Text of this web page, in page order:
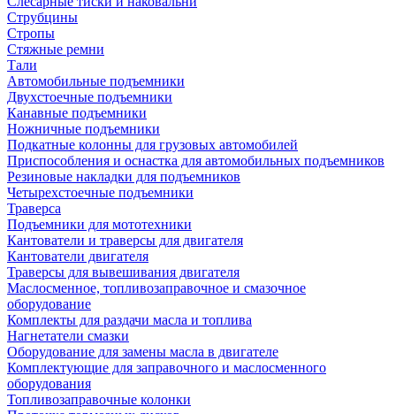
Струбцины
Стропы
Стяжные ремни
Тали
Автомобильные подъемники
Двухстоечные подъемники
Канавные подъемники
Ножничные подъемники
Подкатные колонны для грузовых автомобилей
Приспособления и оснастка для автомобильных подъемников
Резиновые накладки для подъемников
Четырехстоечные подъемники
Траверса
Подъемники для мототехники
Кантователи и траверсы для двигателя
Кантователи двигателя
Траверсы для вывешивания двигателя
Маслосменное, топливозаправочное и смазочное
оборудование
Комплекты для раздачи масла и топлива
Нагнетатели смазки
Оборудование для замены масла в двигателе
Комплектующие для заправочного и маслосменного
оборудования
Топливозаправочные колонки